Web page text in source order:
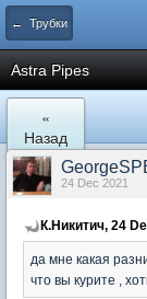
← Трубки
Astra Pipes
«
Назад
24 Dec 2021
К.Никитич, 24
да мне какая
что вы курите ,